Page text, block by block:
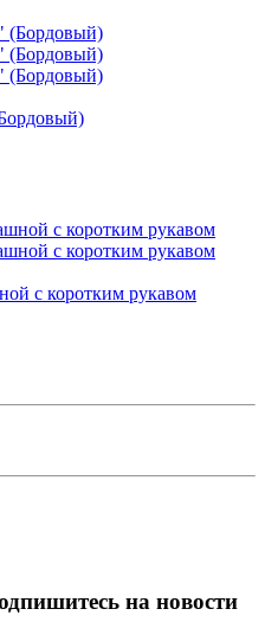
с коротким рукавом
на новости